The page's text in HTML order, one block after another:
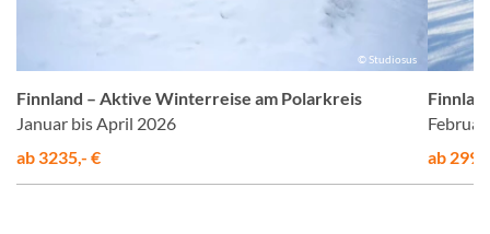
© Studiosus
Finnland – Aktive Winterreise am Polarkreis
Januar bis April 2026
ab 3235,- €
ab